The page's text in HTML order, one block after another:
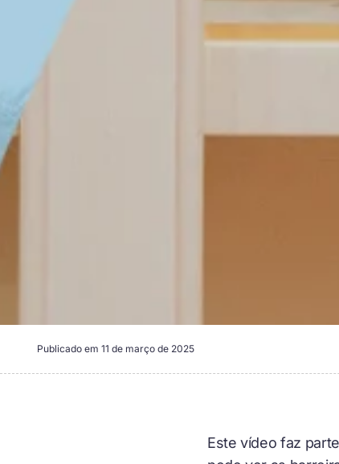
Publicado em 11 de março de 2025
Este vídeo faz